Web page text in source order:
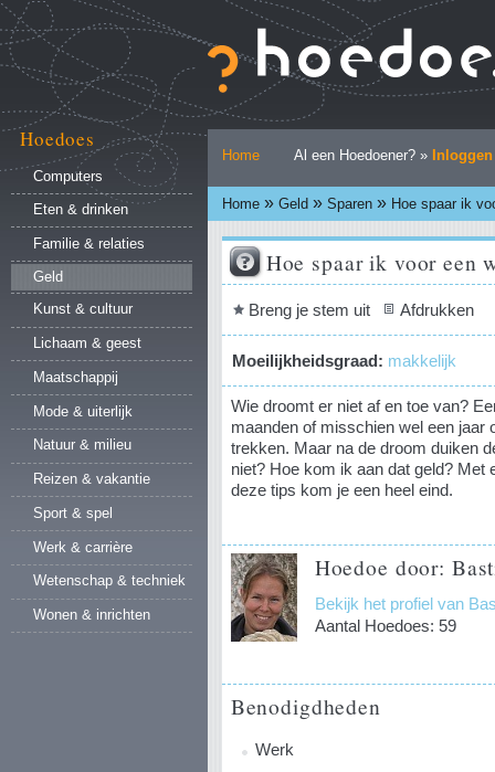
naar
inhoud.
Ga
naar
navigatie
Persoonlijke
hulpmiddelen
Home Al een Hoedoener? » Inloggen
Home » Geld » Sparen » Hoe spaar ik
Hoedoes
Computers
Eten & drinken
Familie & relaties
Geld
Kunst & cultuur
Lichaam & geest
Maatschappij
Mode & uiterlijk
Natuur & milieu
Reizen & vakantie
Sport & spel
Werk & carrière
Wetenschap & techniek
Wonen & inrichten
Hoe spaar ik voor een
Document
Breng je stem uit Afdrukken
Moeilijkheidsgraad: makkelijk
Wie droomt er niet af en toe van?
maanden of misschien wel een jaar
trekken. Maar na de droom duiken
niet? Hoe kom ik aan dat geld? Met
deze tips kom je een heel eind.
Hoedoe door:
Bekijk het profiel van
Aantal Hoedoes: 59
Benodigdheden
Werk